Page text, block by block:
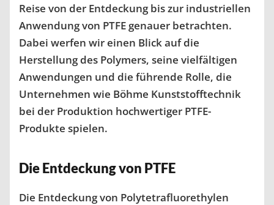
Reise von der Entdeckung bis zur industriellen
Anwendung von PTFE genauer betrachten.
Dabei werfen wir einen Blick auf die
Herstellung des Polymers, seine vielfältigen
Anwendungen und die führende Rolle, die
Unternehmen wie Böhme Kunststofftechnik
bei der Produktion hochwertiger PTFE-
Produkte spielen.
Die Entdeckung von PTFE
Die Entdeckung von Polytetrafluorethylen